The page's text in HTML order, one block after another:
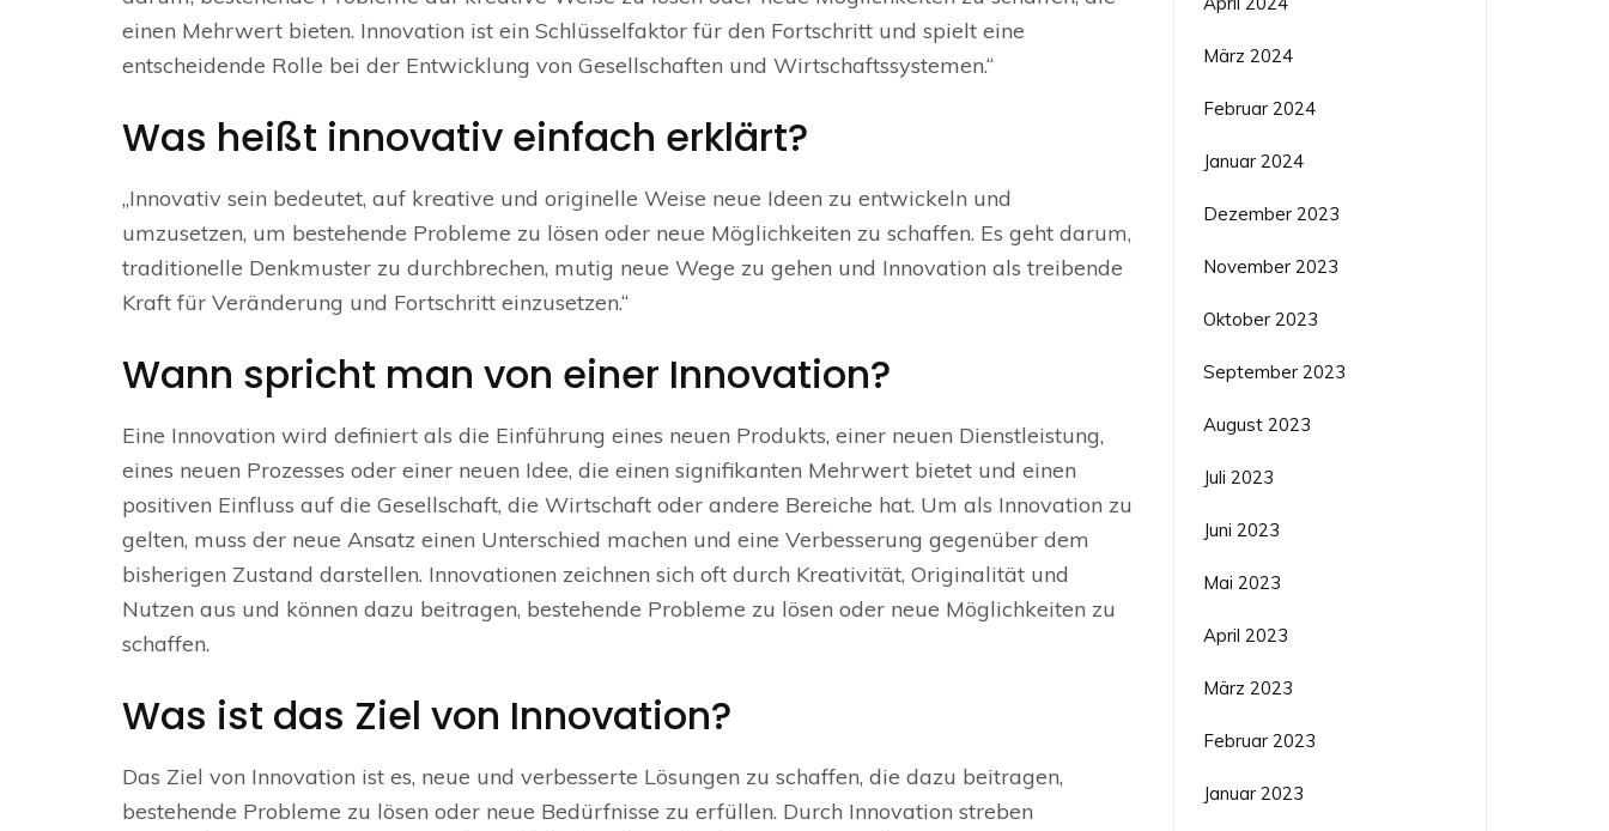
einen Mehrwert bieten. Innovation ist ein Schlüsselfaktor für den Fortschritt und spielt eine
entscheidende Rolle bei der Entwicklung von Gesellschaften und Wirtschaftssystemen.“
Was heißt innovativ einfach erklärt?
„Innovativ sein bedeutet, auf kreative und originelle Weise neue Ideen zu entwickeln und
umzusetzen, um bestehende Probleme zu lösen oder neue Möglichkeiten zu schaffen. Es geht darum,
traditionelle Denkmuster zu durchbrechen, mutig neue Wege zu gehen und Innovation als treibende
Kraft für Veränderung und Fortschritt einzusetzen.“
Wann spricht man von einer Innovation?
Eine Innovation wird definiert als die Einführung eines neuen Produkts, einer neuen Dienstleistung,
eines neuen Prozesses oder einer neuen Idee, die einen signifikanten Mehrwert bietet und einen
positiven Einfluss auf die Gesellschaft, die Wirtschaft oder andere Bereiche hat. Um als Innovation zu
gelten, muss der neue Ansatz einen Unterschied machen und eine Verbesserung gegenüber dem
bisherigen Zustand darstellen. Innovationen zeichnen sich oft durch Kreativität, Originalität und
Nutzen aus und können dazu beitragen, bestehende Probleme zu lösen oder neue Möglichkeiten zu
schaffen.
Was ist das Ziel von Innovation?
Das Ziel von Innovation ist es, neue und verbesserte Lösungen zu schaffen, die dazu beitragen,
bestehende Probleme zu lösen oder neue Bedürfnisse zu erfüllen. Durch Innovation streben
März 2024
Februar 2024
Januar 2024
Dezember 2023
November 2023
Oktober 2023
September 2023
August 2023
Juli 2023
Juni 2023
Mai 2023
April 2023
März 2023
Februar 2023
Januar 2023